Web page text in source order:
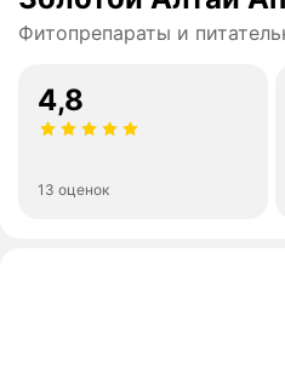
Фитопрепараты и
4,8
13 оценок